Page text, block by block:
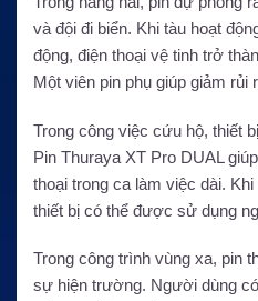
và đội đi biển. Khi tàu hoạt
động, điện thoại vệ tinh trở
Một viên pin phụ giúp giảm rủi
Trong công việc cứu hộ, thiết
Pin Thuraya XT Pro DUAL
thoại trong ca làm việc dài.
thiết bị có thể được sử dụng
Trong công trình vùng xa, pin
sự hiện trường. Người dùng